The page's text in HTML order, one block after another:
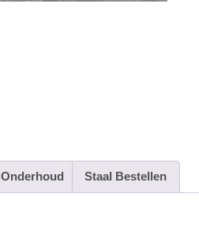
Onderhoud Staal Bestellen